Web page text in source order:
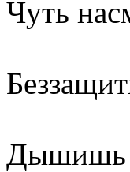
Чуть
Дышишь